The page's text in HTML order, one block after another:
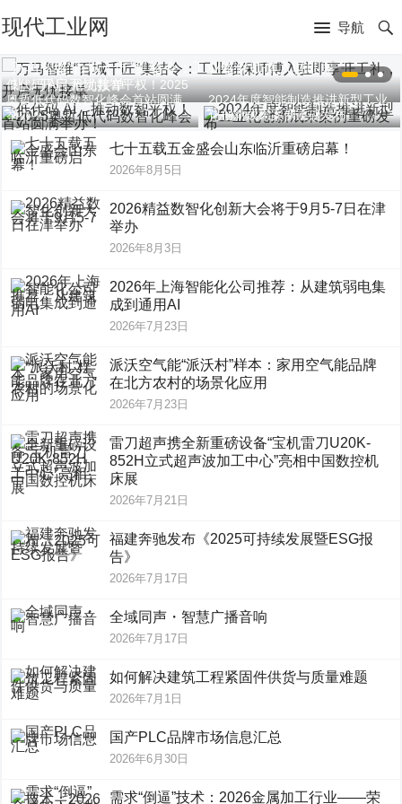
现代工业网 导航
万马智维“百城千匠”集结令：工业维保师傅入驻即享开工
礼，开启无忧接单
低代码 AI，推动数智平权！2025
奥哲低代码数智化峰会首站圆满
举办！
2024年度智能制造推进新型工业
化创新成果案例重磅发布
七十五载五金盛会山东临沂重磅启幕！
2026年8月5日
2026精益数智化创新大会将于9月5-7日在津
举办
2026年8月3日
2026年上海智能化公司推荐：从建筑弱电集
成到通用AI
2026年7月23日
派沃空气能“派沃村”样本：家用空气能品牌
在北方农村的场景化应用
2026年7月23日
雷刀超声携全新重磅设备“宝机雷刀U20K-
852H立式超声波加工中心”亮相中国数控机
床展
2026年7月21日
福建奔驰发布《2025可持续发展暨ESG报
告》
2026年7月17日
全域同声・智慧广播音响
2026年7月17日
如何解决建筑工程紧固件供货与质量难题
2026年7月1日
国产PLC品牌市场信息汇总
2026年6月30日
需求“倒逼”技术：2026金属加工行业——荣